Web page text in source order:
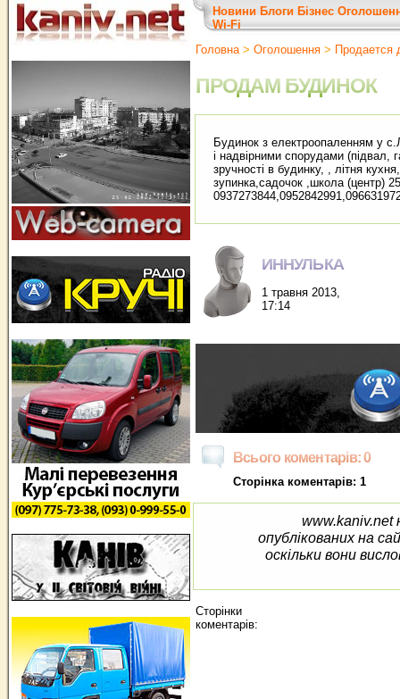
Новини Блоги Бізнес
Wi-Fi
Головна> Оголошення > Продается
ПРОДАМ БУДИНОК
Будинок з електроопаленням у
і надвірними спорудами (підвал,
зручності в будинку, , літня
зупинка,садочок ,школа (центр)
ИННУЛЬКА
1 травня 2013,
17:14
Всього коментарів: 0
Сторінка коментарів: 1
www.kaniv.net
опублікованих на
оскільки вони
Сторінки
коментарів: